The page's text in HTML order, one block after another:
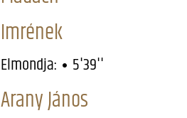
Imrének
Elmondja: 5'39''
Arany János